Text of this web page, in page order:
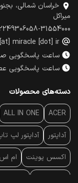
خراسان شمالی،
میراکل
058-31554000
miracle [dot] ir
ساعت پاسخگویی صبح 8:30 الی
ساعت پاسخگویی عصر 17
دسته‌های محصولات
ACER
ALL IN ONE
آداپتور آداپتور لپ
اکسس پوینت ام